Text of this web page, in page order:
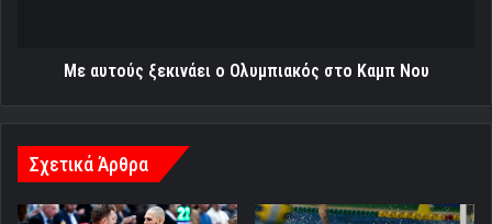
Με αυτούς ξεκινάει ο Ολυμπιακός στο Καμπ Νου
Σχετικά Άρθρα